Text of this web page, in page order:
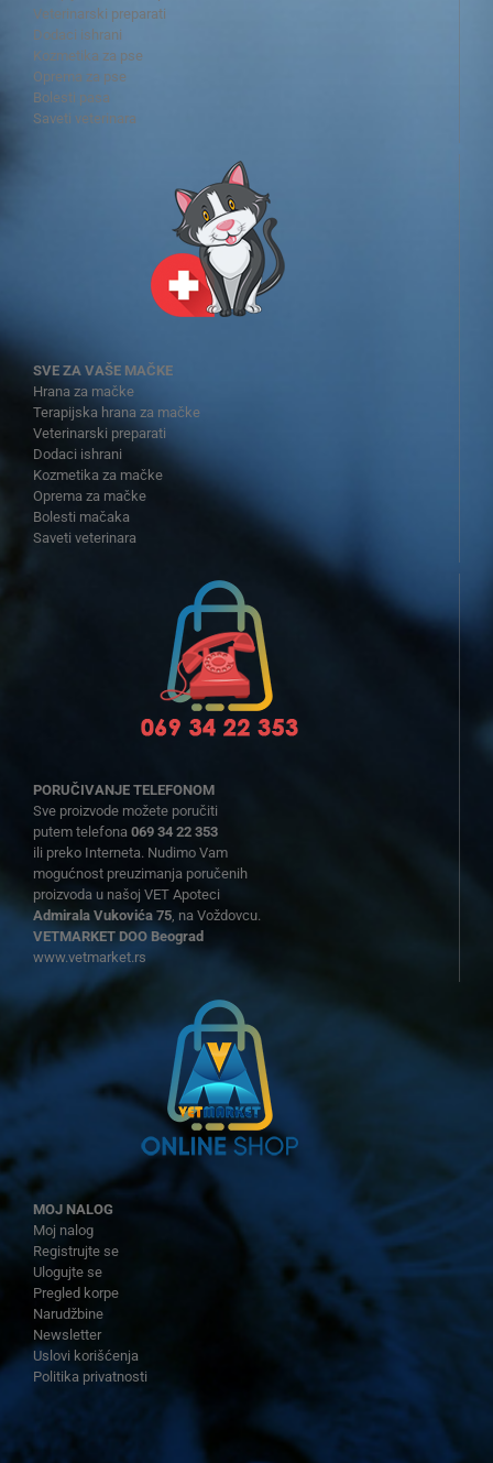
Veterinarski preparati
Dodaci ishrani
Kozmetika za pse
Oprema za pse
Bolesti pasa
Saveti veterinara
SVE ZA VAŠE MAČKE
Hrana za mačke
Terapijska hrana za mačke
Veterinarski preparati
Dodaci ishrani
Kozmetika za mačke
Oprema za mačke
Bolesti mačaka
Saveti veterinara
PORUČIVANJE TELEFONOM
Sve proizvode možete poručiti
putem telefona 069 34 22 353
ili preko Interneta. Nudimo Vam
mogućnost preuzimanja poručenih
proizvoda u našoj VET Apoteci
Admirala Vukovića 75, na Voždovcu.
VETMARKET DOO Beograd
www.vetmarket.rs
MOJ NALOG
Moj nalog
Registrujte se
Ulogujte se
Pregled korpe
Narudžbine
Newsletter
Uslovi korišćenja
Politika privatnosti